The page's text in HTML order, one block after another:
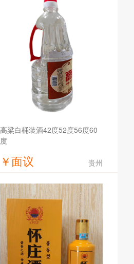
高粱白桶装酒42度52度56度60
度
￥面议 贵州
获取底价
安徽众焱酒业有限公司